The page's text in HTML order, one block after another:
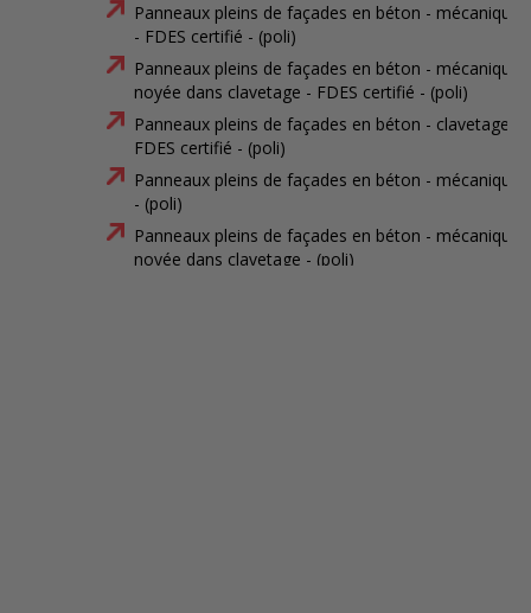
Panneaux pleins de façades en béton - mécanique
- FDES certifié - (poli)
Panneaux pleins de façades en béton - mécanique
noyée dans clavetage - FDES certifié - (poli)
Panneaux pleins de façades en béton - clavetage -
FDES certifié - (poli)
Panneaux pleins de façades en béton - mécanique
- (poli)
Panneaux pleins de façades en béton - mécanique
noyée dans clavetage - (poli)